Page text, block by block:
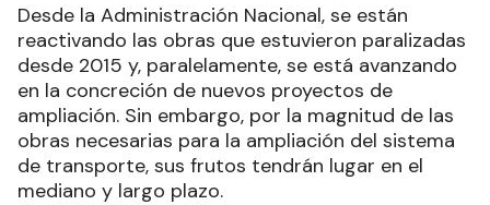
Desde la Administración Nacional, se están
reactivando las obras que estuvieron paralizadas
desde 2015 y, paralelamente, se está avanzando
en la concreción de nuevos proyectos de
ampliación. Sin embargo, por la magnitud de las
obras necesarias para la ampliación del sistema
de transporte, sus frutos tendrán lugar en el
mediano y largo plazo.